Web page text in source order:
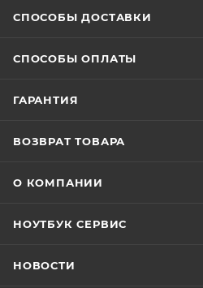
СПОСОБЫ ДОСТАВКИ
СПОСОБЫ ОПЛАТЫ
ГАРАНТИЯ
ВОЗВРАТ ТОВАРА
О КОМПАНИИ
НОУТБУК СЕРВИС
НОВОСТИ